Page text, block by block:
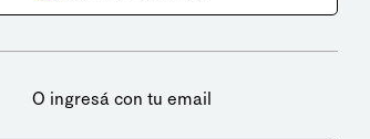
O ingresá con tu email